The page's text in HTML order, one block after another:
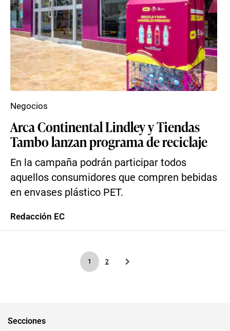
Arca Continental Lindley y Tiendas
Tambo lanzan programa de reciclaje
En la campaña podrán participar todos
aquellos consumidores que compren bebidas
en envases plástico PET.
Negocios
Redacción EC
1 2
Secciones